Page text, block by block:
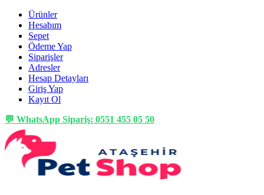
Ürünler
Hesabım
Sepet
Ödeme Yap
Siparişler
Adresler
Hesap Detayları
Giriş Yap
Kayıt Ol
💬 WhatsApp Sipariş: 0551 455 05 50